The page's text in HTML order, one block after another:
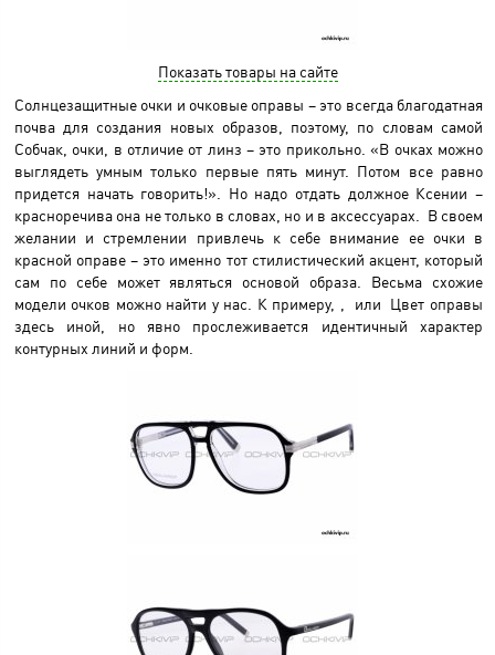
Показать товары на сайте
Солнцезащитные очки и очковые оправы – это всегда благодатная
почва для создания новых образов, поэтому, по словам самой
Собчак, очки, в отличие от линз – это прикольно. «В очках можно
выглядеть умным только первые пять минут. Потом все равно
придется начать говорить!». Но надо отдать должное Ксении –
красноречива она не только в словах, но и в аксессуарах. В своем
желании и стремлении привлечь к себе внимание ее очки в
красной оправе – это именно тот стилистический акцент, который
сам по себе может являться основой образа. Весьма схожие
модели очков можно найти у нас. К примеру, , или Цвет оправы
здесь иной, но явно прослеживается идентичный характер
контурных линий и форм.